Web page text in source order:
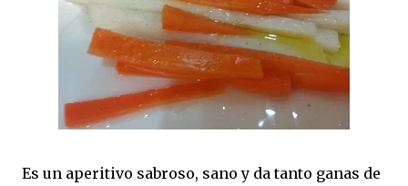
Es un aperitivo sabroso, sano y da tanto ganas de